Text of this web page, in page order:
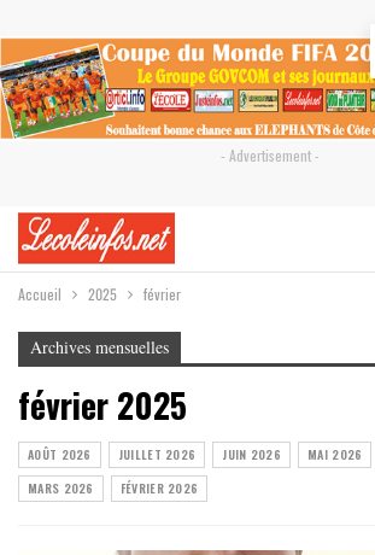
- Advertisement -
Accueil 2025 février
Archives mensuelles
février 2025
AOÛT 2026 JUILLET 2026 JUIN 2026 MAI 2026
MARS 2026
FÉVRIER 2026